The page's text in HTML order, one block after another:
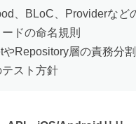
、BLoC、Providerなど
ドの命名規則
やRepository層の責務分割
テスト方針